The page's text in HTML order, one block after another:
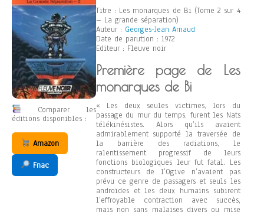
Comparer les
éditions disponibles :
Amazon
Fnac
Titre : Les monarques de Bi (Tome 2 sur 4
– La grande séparation)
Auteur : Georges-Jean Arnaud
Date de parution : 1972
Editeur : Fleuve noir
Première page de Les
monarques de Bi
« Les deux seules victimes, lors du
passage du mur du temps, furent les Nats
télékinésistes. Alors qu’ils avaient
admirablement supporté la traversée de
la barrière des radiations, le
ralentissement progressif de leurs
fonctions biologiques leur fut fatal. Les
constructeurs de l’Ogive n’avaient pas
prévu ce genre de passagers et seuls les
androïdes et les deux humains subirent
l’effroyable contraction avec succès,
mais non sans malaises divers ou mise